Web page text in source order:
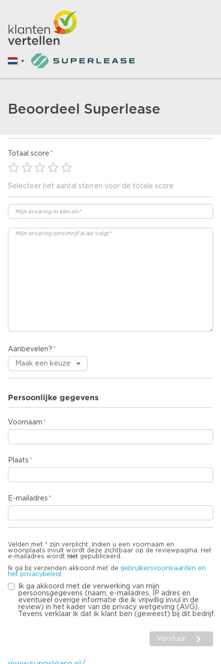
Beoordeel Superlease
Totaal score
Selecteer het aantal sterren voor de totale score
Aanbevelen?
Persoonlijke gegevens
Voornaam
Plaats
E-mailadres
Velden met * zijn verplicht. Indien u een voornaam en
woonplaats invult wordt deze zichtbaar op de reviewpagina. Het
e-mailadres wordt niet gepubliceerd.
Ik ga bij verzenden akkoord met de gebruikersvoorwaarden en
het privacybeleid
Ik ga akkoord met de verwerking van mijn
persoonsgegevens (naam, e-mailadres, IP adres en
eventueel overige informatie die ik vrijwillig invul in de
review) in het kader van de privacy wetgeving (AVG).
Tevens verklaar ik dat ik klant ben (geweest) bij dit bedrijf.
Verstuur